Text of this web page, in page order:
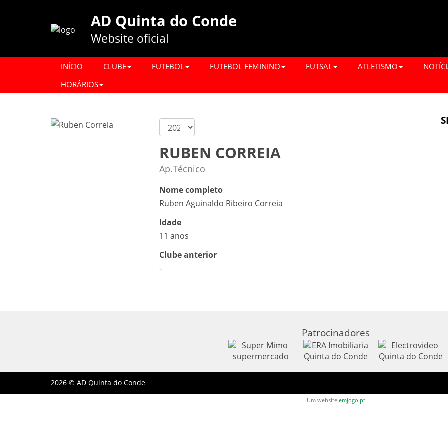
AD Quinta do Conde
Website oficial
INÍCIO CLUBE FUTEBOL FUTEBOL FEMININO FUTSAL ATLETISMO
HORÁRIOS
RUBEN CORREIA
Ap.Técnico
Nome completo
Ruben Aguinaldo Ribeiro Correia
Idade
11 anos
Clube anterior
-
Patrocinadores
2026 © AD Quinta do Conde
Um website emjogo.pt